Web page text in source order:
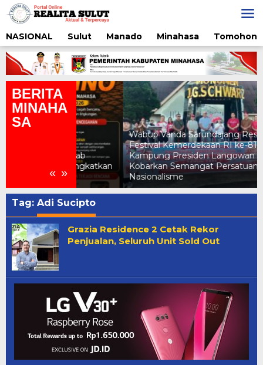
Lewati
ke
konten
NASIONAL
Sulut Manado Minahasa Tomohon
BERITA
MINAHA
SA
« »
Wabup Vanda Sarundajang Resmi Buka
Festival Kemerdekaan RI ke-81 di
Kampung Presiden Langowan Raya,
Kobarkan Semangat Persatuan dan
Nasionalisme
Tag: Adi Sucipto
Grazia Residence 2 Cetak Rekor
Penjualan, Seluruh Unit Sold Out